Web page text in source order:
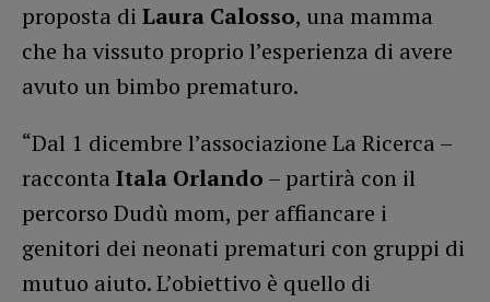
proposta di Laura Calosso, una mamma
che ha vissuto proprio l’esperienza di avere
avuto un bimbo prematuro.
“Dal 1 dicembre l’associazione La Ricerca –
racconta Itala Orlando – partirà con il
percorso Dudù mom, per affiancare i
genitori dei neonati prematuri con gruppi di
mutuo aiuto. L’obiettivo è quello di